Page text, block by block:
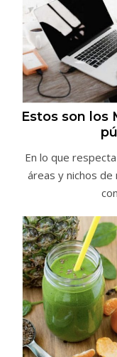
Estos son los
En lo que
áreas y nichos de